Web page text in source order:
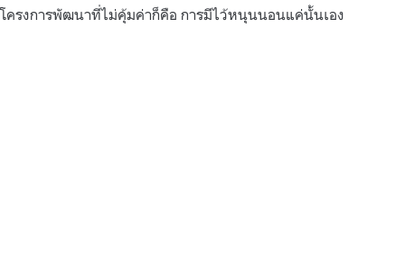
โครงการพัฒนาที่ไม่คุ้มค่าก็คือ การมีไว้หนุนนอนแค่นั้นเอง